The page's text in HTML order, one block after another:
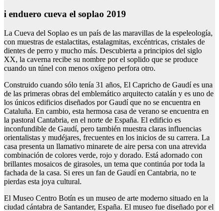
i enduero cueva el soplao 2019
La Cueva del Soplao es un país de las maravillas de la espeleología,
con muestras de estalactitas, estalagmitas, excéntricas, cristales de
dientes de perro y mucho más. Descubierta a principios del siglo
XX, la caverna recibe su nombre por el soplido que se produce
cuando un túnel con menos oxígeno perfora otro.
Construido cuando sólo tenía 31 años, El Capricho de Gaudí es una
de las primeras obras del emblemático arquitecto catalán y es uno de
los únicos edificios diseñados por Gaudí que no se encuentra en
Cataluña. En cambio, esta hermosa casa de verano se encuentra en
la pastoral Cantabria, en el norte de España. El edificio es
inconfundible de Gaudí, pero también muestra claras influencias
orientalistas y mudéjares, frecuentes en los inicios de su carrera. La
casa presenta un llamativo minarete de aire persa con una atrevida
combinación de colores verde, rojo y dorado. Está adornado con
brillantes mosaicos de girasoles, un tema que continúa por toda la
fachada de la casa. Si eres un fan de Gaudí en Cantabria, no te
pierdas esta joya cultural.
El Museo Centro Botín es un museo de arte moderno situado en la
ciudad cántabra de Santander, España. El museo fue diseñado por el